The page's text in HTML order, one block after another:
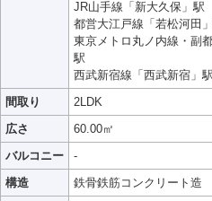
JR山手線「新大久保」駅
都営大江戸線「若松河田
東京メトロ丸ノ内線・副
駅
西武新宿線「西武新宿」駅
間取り
2LDK
広さ
60.00㎡
バルコニー
-
構造
鉄骨鉄筋コンクリート造